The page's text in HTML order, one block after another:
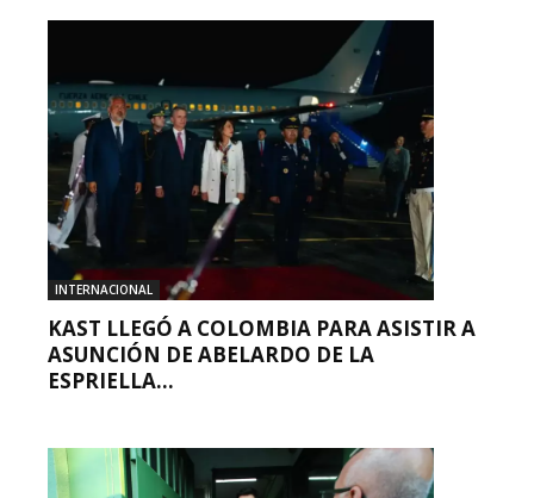
INTERNACIONAL
KAST LLEGÓ A COLOMBIA PARA ASISTIR A
ASUNCIÓN DE ABELARDO DE LA
ESPRIELLA...